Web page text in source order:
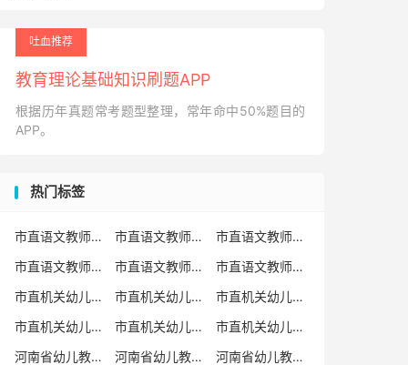
吐血推荐
教育理论基础知识刷题APP
根据历年真题常考题型整理，常年命中50%题目的
APP。
热门标签
市直语文教师招聘 市直语文教师招聘考试真题
市直语文教师招聘考试真题卷
市直语文教师编制考试真题
市直语文教师编制考试真题卷
市直语文教师考试
市直机关幼儿教师招聘
市直机关幼儿教师考试
市直机关幼儿教师招聘考试真题
市直机关幼儿教师招聘考试真题卷
市直机关幼儿教师编制考试真题卷
市直机关幼儿教师编制考试真题
河南省幼儿教师招聘
河南省幼儿教师考试
河南省幼儿教师招聘考试真题